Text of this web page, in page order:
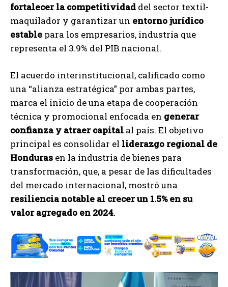
fortalecer la competitividad del sector textil-
maquilador y garantizar un entorno jurídico
estable para los empresarios, industria que
representa el 3.9% del PIB nacional.
El acuerdo interinstitucional, calificado como
una “alianza estratégica” por ambas partes,
marca el inicio de una etapa de cooperación
técnica y promocional enfocada en generar
confianza y atraer capital al país. El objetivo
principal es consolidar el liderazgo regional de
Honduras en la industria de bienes para
transformación, que, a pesar de las dificultades
del mercado internacional, mostró una
resiliencia notable al crecer un 1.5% en su
valor agregado en 2024.